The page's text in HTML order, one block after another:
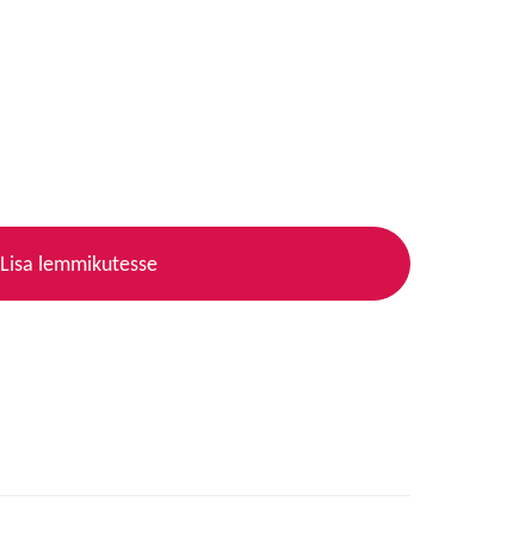
Lisa lemmikutesse